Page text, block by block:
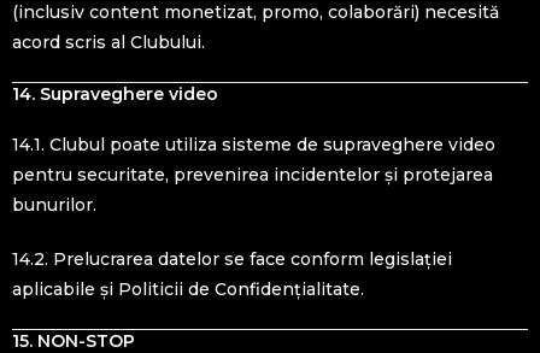
(inclusiv content monetizat, promo, colaborări) necesită
acord scris al Clubului.
14. Supraveghere video
14.1. Clubul poate utiliza sisteme de supraveghere video
pentru securitate, prevenirea incidentelor și protejarea
bunurilor.
14.2. Prelucrarea datelor se face conform legislației
aplicabile și Politicii de Confidențialitate.
15. NON-STOP